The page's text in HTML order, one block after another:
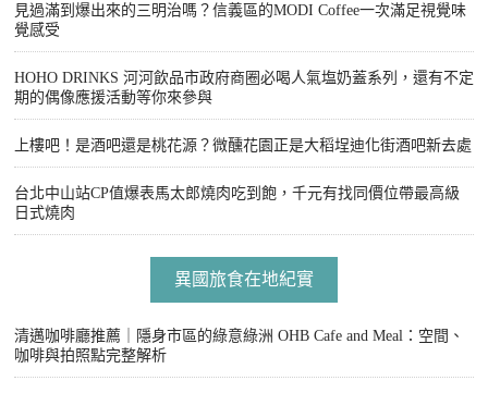
見過滿到爆出來的三明治嗎？信義區的MODI Coffee一次滿足視覺味
覺感受
HOHO DRINKS 河河飲品市政府商圈必喝人氣塩奶蓋系列，還有不定
期的偶像應援活動等你來參與
上樓吧！是酒吧還是桃花源？微醺花園正是大稻埕迪化街酒吧新去處
台北中山站CP值爆表馬太郎燒肉吃到飽，千元有找同價位帶最高級
日式燒肉
異國旅食在地紀實
清邁咖啡廳推薦｜隱身市區的綠意綠洲 OHB Cafe and Meal：空間、
咖啡與拍照點完整解析